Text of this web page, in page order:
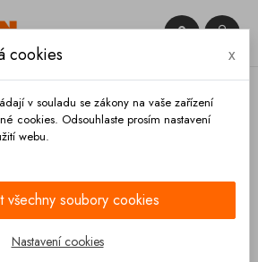


cookies x
v souladu se zákony na vaše zařízení
cookies. Odsouhlaste prosím nastavení
webu.
všechny soubory cookies
Nastavení cookies